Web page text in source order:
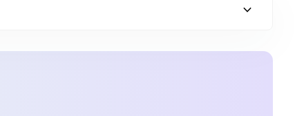
expand_more